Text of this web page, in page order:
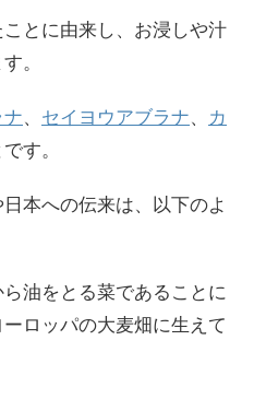
ことに由来し、お浸しや汁
。
ナ、 セイヨウアブラナ、 カ
す。
本への伝来は、以下のよ
油をとる菜であることに
ロッパの大麦畑に生えて